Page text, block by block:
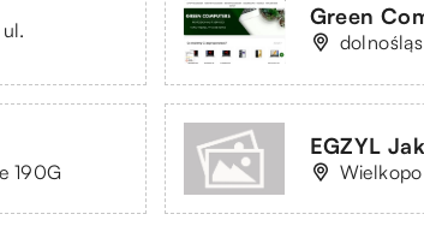
Green
190G
EGZYL